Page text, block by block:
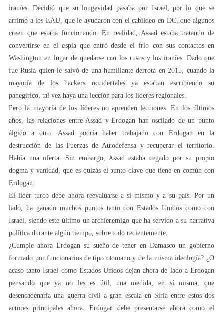
iraníes. Decidió que su longevidad pasaba por Israel, por lo que se
arrimó a los EAU, que le ayudaron con el cabildeo en DC, que algunos
creen que estaba funcionando. En realidad, Assad estaba tratando de
convertirse en el espía que entró desde el frío con sus contactos en
Washington en lugar de quedarse con los rusos y los iraníes. Dado que
fue Rusia quien le salvó de una humillante derrota en 2015, cuando la
mayoría de los hackers occidentales ya estaban escribiendo su
panegírico, tal vez haya una lección para los líderes regionales.
Pero la mayoría de los líderes no aprenden lecciones. En los últimos
años, las relaciones entre Assad y Erdogan han oscilado de un punto
álgido a otro. Assad podría haber trabajado con Erdogan en la
destrucción de las Fuerzas de Autodefensa y recuperar el territorio.
Había una oferta. Sin embargo, Assad estaba cegado por su propio
dogma y vanidad, que es quizás el punto clave que tiene en común con
Erdogan.
El líder turco debe ahora reevaluarse a sí mismo y a su país. Por un
lado, ha ganado muchos puntos tanto con Estados Unidos como con
Israel, siendo este último un archienemigo que ha servido a su narrativa
política durante algún tiempo, sobre todo recientemente.
¿Cumple ahora Erdogan su sueño de tener en Damasco un gobierno
formado por funcionarios de tipo otomano y de la misma ideología? ¿O
acaso tanto Israel como Estados Unidos dejan ahora de lado a Erdogan
pensando que ya no les es útil, una medida, en sí misma, que
desencadenaría una guerra civil a gran escala en Siria entre estos dos
actores principales ahora. Erdogan debe presentarse ahora como el